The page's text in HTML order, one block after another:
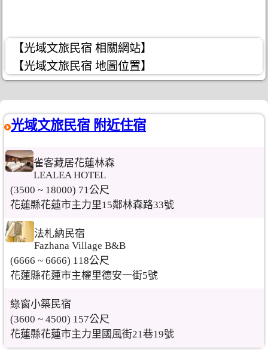
【光域文旅民宿 相關網站】
【光域文旅民宿 地圖位置】
光域文旅民宿 附近住宿
雀客藏居花蓮林森
LEALEA HOTEL
(3500 ~ 18000) 71公尺
花蓮縣花蓮市主力里15鄰林森路33號
法札納民宿
Fazhana Village B&B
(6666 ~ 6666) 118公尺
花蓮縣花蓮市主權里德安一街5號
綠窗小築民宿
(3600 ~ 4500) 157公尺
花蓮縣花蓮市主力里國風街21巷19號